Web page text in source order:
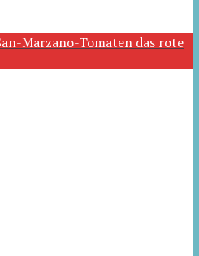
Marzano-Tomaten das rote